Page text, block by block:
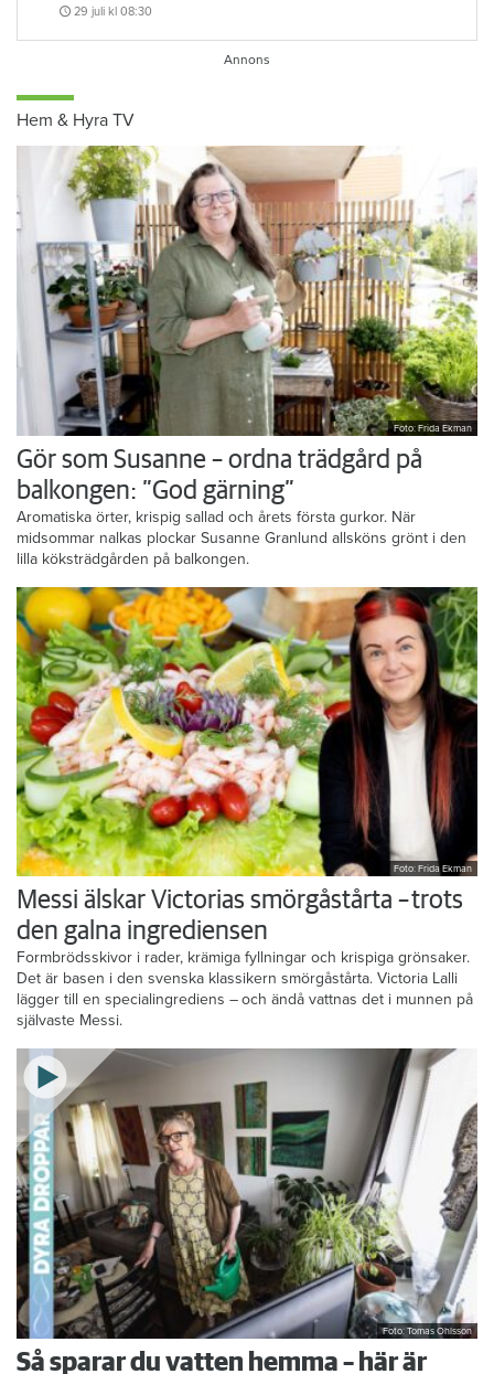
Försvunnen man får behålla sin lägenhet
29 juli kl 08:30
Hem & Hyra TV
Foto: Frida Ekman
Gör som Susanne – ordna trädgård på
balkongen: ”God gärning”
Aromatiska örter, krispig sallad och årets första gurkor. När
midsommar nalkas plockar Susanne Granlund allsköns grönt i den
lilla köksträdgården på balkongen.
Foto: Frida Ekman
Messi älskar Victorias smörgåstårta – trots
den galna ingrediensen
Formbrödsskivor i rader, krämiga fyllningar och krispiga grönsaker.
Det är basen i den svenska klassikern smörgåstårta. Victoria Lalli
lägger till en specialingrediens – och ändå vattnas det i munnen på
självaste Messi.
Foto: Tomas Ohlsson